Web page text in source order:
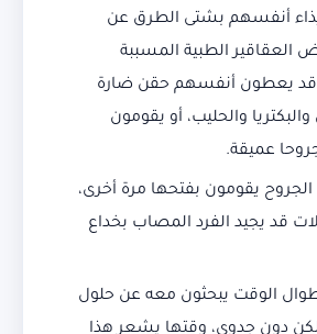
أنفسهم بشتى الطرق عن
العقاقير الطبية المسببة
قد يعطون أنفسهم حقن ضارة
والحليب، أو يقومون
عميقة.
الجروح يقومون بفتحها مرة أخرى،
قد يجيد الفرد المصاب بخداع
الوقت يبحثون معه عن حلول
دون جدوى، وقتها يشعر هذا